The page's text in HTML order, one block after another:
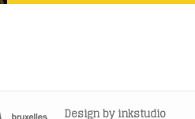
Design byinkstudio